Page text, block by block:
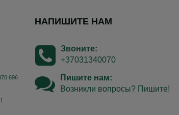
696
НАПИШИТЕ НАМ
Звоните:
+37031340070
Пишите нам:
Возникли вопросы? Пишите!